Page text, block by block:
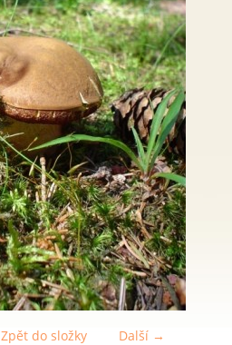
Další →
Zpět do složky